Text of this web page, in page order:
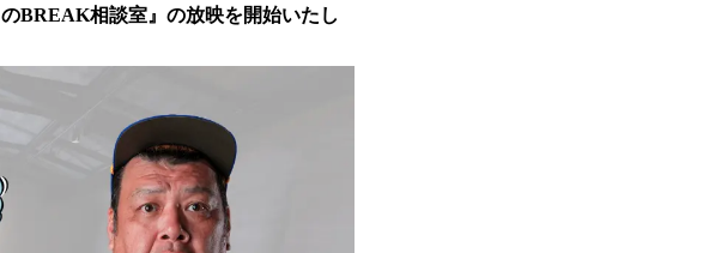
み
で
す
BREAK相談室』の放映を開始いたし